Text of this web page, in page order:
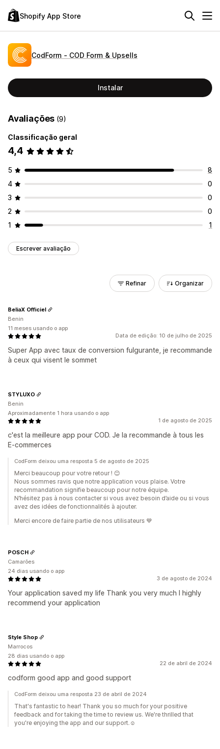
Shopify App Store
CodForm ‑ COD Form & Upsells
Instalar
Avaliações (9)
Classificação geral
4,4
5
8
4
0
3
0
2
0
1
1
Escrever avaliação
Refinar Organizar
Data de edição: 10 de julho de 2025
Super App avec taux de conversion fulgurante, je recommande
à ceux qui visent le sommet
BeliaX Officiel
Benin
11 meses usando o app
1 de agosto de 2025
c'est la meilleure app pour COD. Je la recommande à tous les
E-commerces
STYLUXO
Benin
Aproximadamente 1 hora usando o app
CodForm deixou uma resposta 5 de agosto de 2025
Merci beaucoup pour votre retour ! 😊
Nous sommes ravis que notre application vous plaise. Votre
recommandation signifie beaucoup pour notre équipe.
N’hésitez pas à nous contacter si vous avez besoin d’aide ou si vous
avez des idées de fonctionnalités à ajouter.
Merci encore de faire partie de nos utilisateurs 💙
3 de agosto de 2024
Your application saved my life Thank you very much I highly
recommend your application
POSCH
Camarões
24 dias usando o app
22 de abril de 2024
codform good app and good support
Style Shop
Marrocos
28 dias usando o app
CodForm deixou uma resposta 23 de abril de 2024
That's fantastic to hear! Thank you so much for your positive
feedback and for taking the time to review us. We're thrilled that
you're enjoying the app and our support.☺️